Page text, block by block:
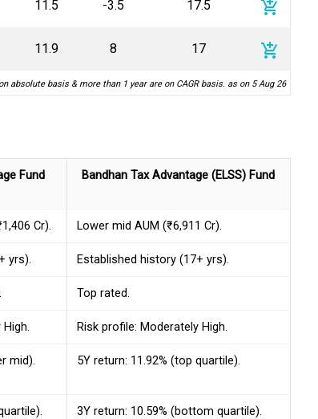
11.5 -3.5 17.5 add_shopping_cart
11.9 8 17 add_shopping_cart
absolute basis & more than 1 year are on CAGR basis. as on 5 Aug 26
Fund Bandhan Tax Advantage (ELSS) Fund
Cr). Lower mid AUM (₹6,911 Cr).
yrs). Established history (17+ yrs).
Top rated.
Risk profile: Moderately High.
mid). 5Y return: 11.92% (top quartile).
3Y return: 10.59% (bottom quartile).